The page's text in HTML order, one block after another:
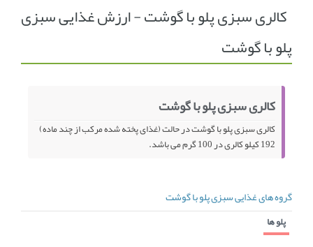
انجمن متخصصین زنان و اوما انتخاب نام کودک
فهرست مواد غذایی
کالری سبزی پلو با گوشت - ارزش غذایی سبزی
پلو با گوشت
کالری سبزی پلو با گوشت
کالری سبزی پلو با گوشت در حالت (غذای پخته شده مرکب از چند ماده)
192 کیلو کالری در 100 گرم می باشد.
گروه های غذایی سبزی پلو با گوشت
پلو ها